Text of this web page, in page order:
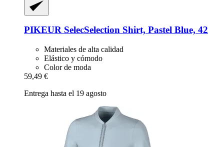
PIKEUR SelecSelection Shirt, Pastel Blue, 42
Materiales de alta calidad
Elástico y cómodo
Color de moda
59,49 €
Entrega hasta el 19 agosto